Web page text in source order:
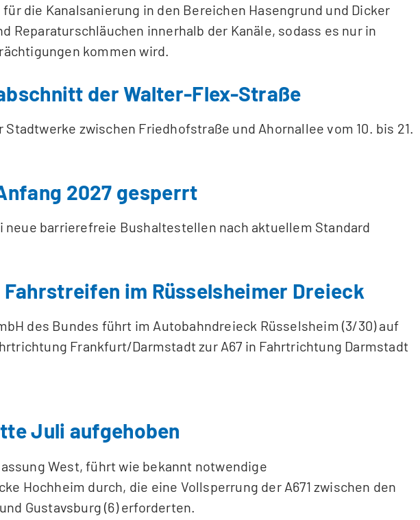
die Kanalsanierung in den Bereichen Hasengrund und Dicker
Reparaturschläuchen innerhalb der Kanäle, sodass es nur in
kommen wird.
der Walter-Flex-Straße
zwischen Friedhofstraße und Ahornallee vom 10. bis 21.
2027 gesperrt
neue barrierefreie Bushaltestellen nach aktuellem Standard
im Rüsselsheimer Dreieck
des Bundes führt im Autobahndreieck Rüsselsheim (3/30) auf
Frankfurt/Darmstadt zur A67 in Fahrtrichtung Darmstadt
Juli aufgehoben
West, führt wie bekannt notwendige
Hochheim durch, die eine Vollsperrung der A671 zwischen den
Gustavsburg (6) erforderten.